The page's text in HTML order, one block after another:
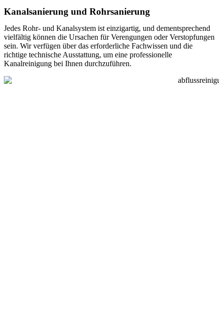
Kanalsanierung und Rohrsanierung
Jedes Rohr- und Kanalsystem ist einzigartig, und dementsprechend
vielfältig können die Ursachen für Verengungen oder Verstopfungen
sein. Wir verfügen über das erforderliche Fachwissen und die
richtige technische Ausstattung, um eine professionelle
Kanalreinigung bei Ihnen durchzuführen.